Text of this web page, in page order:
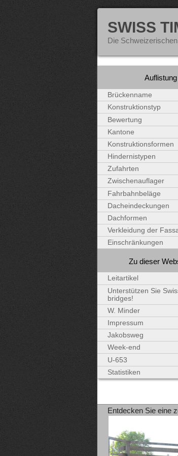
SWISS
Die
Auflistung
Brückenname
Konstruktionstyp
Bewertung
Kantone
Konstruktionsformen
Hindernistypen
Zufahrten
Zwischenauflager
Fahrbahnbeläge
Dacheindeckungen
Dachformen
Verkleidung der
Einschränkungen
Zu dieser
Leitartikel
Unterstützen Sie
bridges!
W. Minder
Impressum
Jakobsweg
Week-end
U-653
Statistiken
Entdecken Sie eine